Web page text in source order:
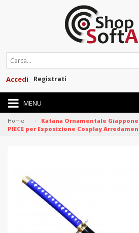
Registrati
Accedi
MENU
Home —›
Katana Ornamentale
PIECE per Esposizione Cosplay